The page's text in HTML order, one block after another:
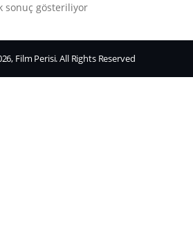
sonuç gösteriliyor
Film Perisi. All Rights Reserved